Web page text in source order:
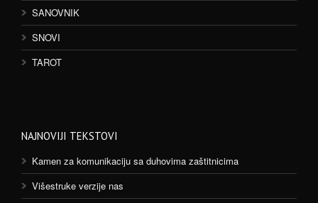
SANOVNIK
SNOVI
TAROT
NAJNOVIJI TEKSTOVI
Kamen za komunikaciju sa duhovima zaštitnicima
Višestruke verzije nas